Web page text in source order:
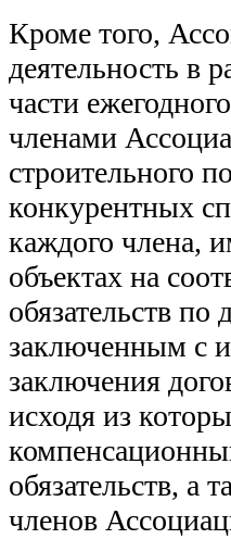
Кроме того,
деятельность в
части
членами
строительного
конкурентных
каждого члена,
объектах на
обязательств по
заключенным с
заключения
исходя из
обязательств, а
членов